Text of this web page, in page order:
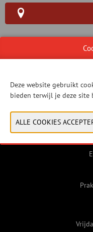
Deze website gebruikt
bieden terwijl je deze site